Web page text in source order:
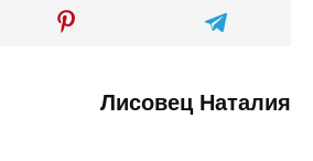
Лисовец Наталия